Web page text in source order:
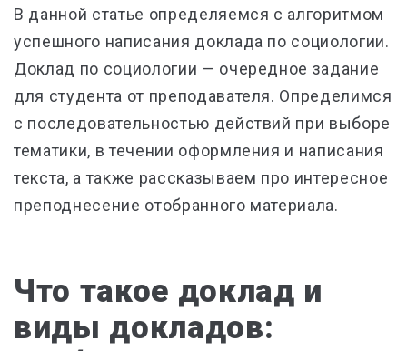
В данной статье определяемся с алгоритмом
успешного написания доклада по социологии.
Доклад по социологии — очередное задание
для студента от преподавателя. Определимся
с последовательностью действий при выборе
тематики, в течении оформления и написания
текста, а также рассказываем про интересное
преподнесение отобранного материала.
Что такое доклад и
виды докладов: